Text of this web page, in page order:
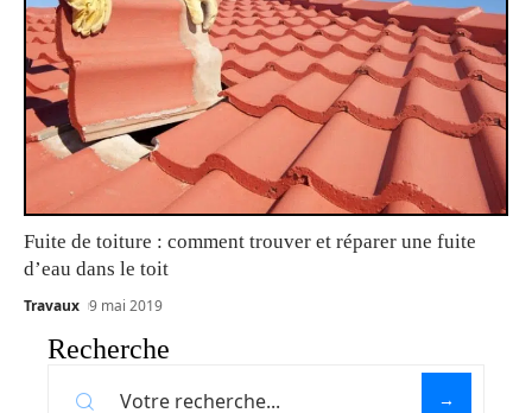
Fuite de toiture : comment trouver et réparer une fuite
d’eau dans le toit
Travaux 9 mai 2019
Recherche